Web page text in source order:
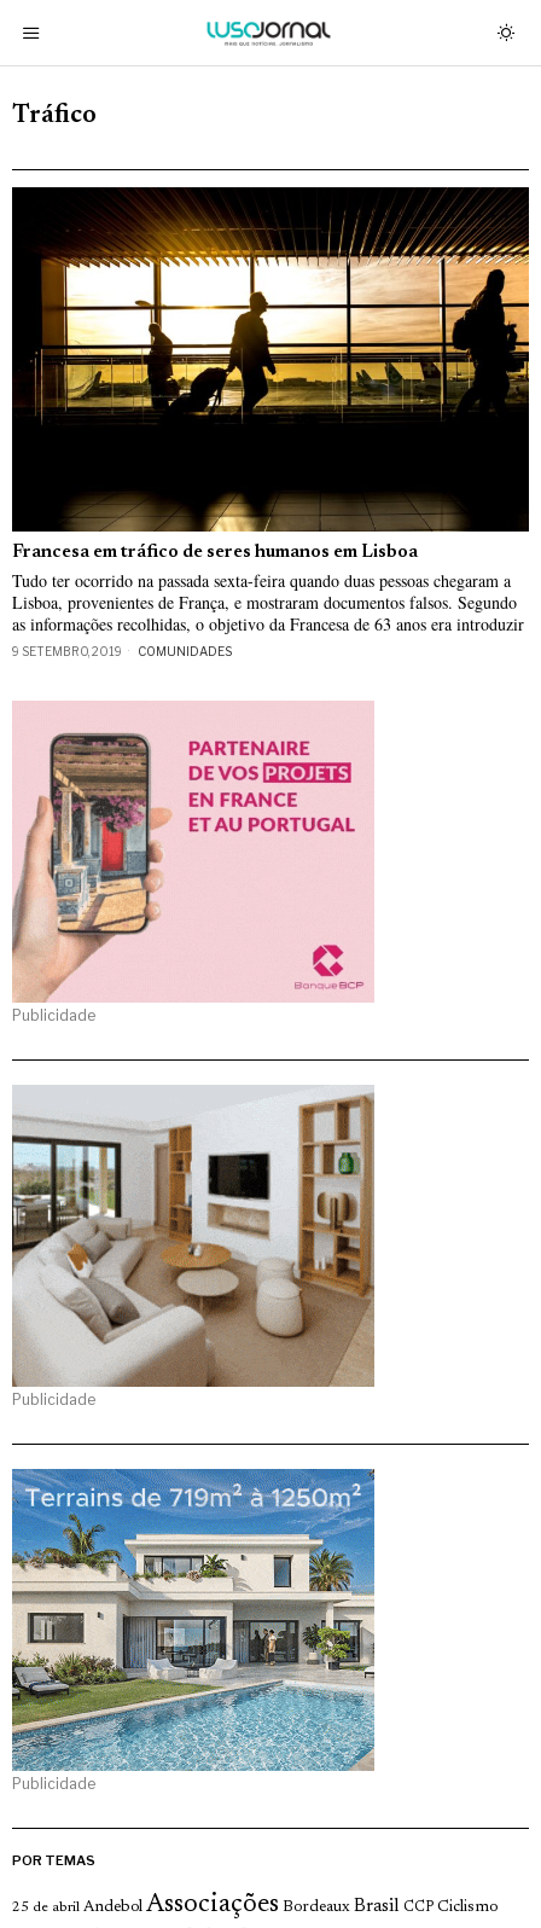
Tráfico
Francesa em tráfico de seres humanos em Lisboa
Tudo ter ocorrido na passada sexta-feira quando duas pessoas chegaram a
Lisboa, provenientes de França, e mostraram documentos falsos. Segundo
as informações recolhidas, o objetivo da Francesa de 63 anos era introduzir
9 SETEMBRO, 2019 COMUNIDADES
Publicidade
Publicidade
Publicidade
POR TEMAS
25 de abril Andebol Associações Bordeaux Brasil CCP Ciclismo